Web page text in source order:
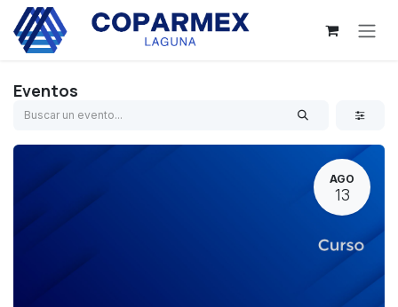
Ir al contenido
Eventos
AGO
13